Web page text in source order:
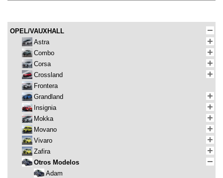
OPEL/VAUXHALL
Astra
Combo
Corsa
Crossland
Frontera
Grandland
Insignia
Mokka
Movano
Vivaro
Zafira
Otros Modelos
Adam